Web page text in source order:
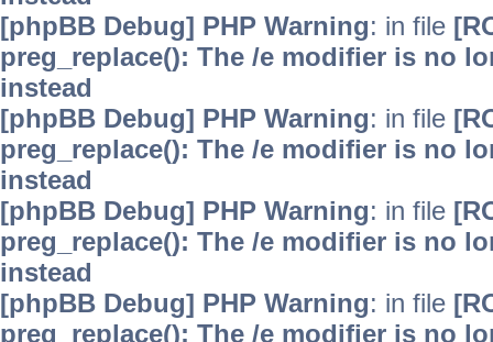
[phpBB Debug] PHP Warning: in file
preg_replace(): The /e modifier is no
instead
[phpBB Debug] PHP Warning: in file
preg_replace(): The /e modifier is no
instead
[phpBB Debug] PHP Warning: in file
preg_replace(): The /e modifier is no
instead
[phpBB Debug] PHP Warning: in file
preg_replace(): The /e modifier is no